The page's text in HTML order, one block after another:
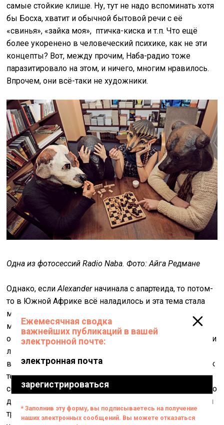
самые стойкие клише. Ну, тут не надо вспоминать хотя
бы Босха, хватит и обычной бытовой речи с её
«свинья», «зайка моя», птичка-киска и т.п. Что ещё
более укоренено в человеческий психике, как не эти
концепты? Вот, между прочим, Наба-радио тоже
паразитировало на этом, и ничего, многим нравилось.
Впрочем, они всё-таки не художники.
Одна из фотосессий Radio Naba. Фото: Айга Редмане
Однако, еслиAlexanderначинала с апартеида, то потом-
то в Южной Африке всё наладилось и эта тема стала
менее актуальной. Тогда, если продолжать линию
мутантов, то им надо обеспечить другую идейную
основу? Но тут, конечно, сложно. Если нет политики или
любого иного запроса на мутантов, то остаётся только
вся эта ерунда с кисками, свиньями, «тамбовский волк
тебе товарищ», «ну ты гусь», тёлками, жеребцами,
серыми мышками, змеями подколодными – тут можно
долго перечислять. Но всё это бытовая жизнь, которая
требует реалистичных решений. Ну, если в быту